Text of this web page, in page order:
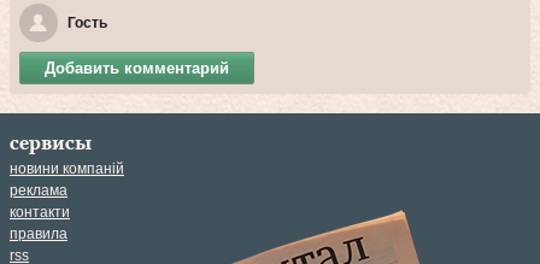
Гость
Добавить комментарий
сервисы
новини компаній
реклама
контакти
правила
rss